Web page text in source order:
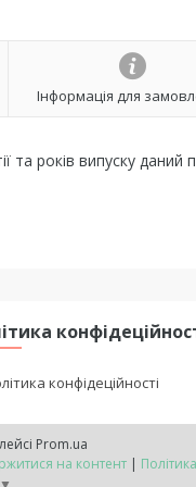
Інформація для
та років випуску даний
конфідеційності
Prom.ua
на контент |